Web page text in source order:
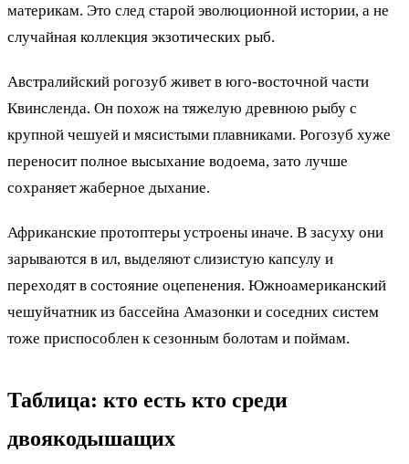
материкам. Это след старой эволюционной истории, а не
случайная коллекция экзотических рыб.
Австралийский рогозуб живет в юго-восточной части
Квинсленда. Он похож на тяжелую древнюю рыбу с
крупной чешуей и мясистыми плавниками. Рогозуб хуже
переносит полное высыхание водоема, зато лучше
сохраняет жаберное дыхание.
Африканские протоптеры устроены иначе. В засуху они
зарываются в ил, выделяют слизистую капсулу и
переходят в состояние оцепенения. Южноамериканский
чешуйчатник из бассейна Амазонки и соседних систем
тоже приспособлен к сезонным болотам и поймам.
Таблица: кто есть кто среди
двоякодышащих